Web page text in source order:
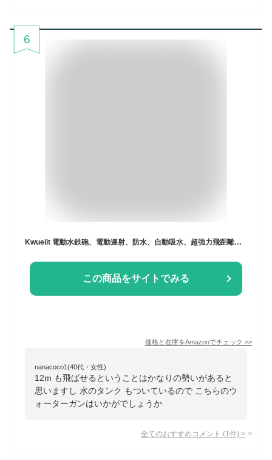
6
Kwueiit 電動水鉄砲、電動連射、防水、自動吸水、超強力飛距離、約 8〜12 メートル、連射、400ml 大容量、大人/子供、ビーチ/プール/川遊び、誕生日プレゼント、全自動吸水、子供用、夏のおもちゃ、大容量、ウォータースプレーガン (ブラック)
この商品をサイトでみる
価格と在庫をAmazonでチェック >>
nanacoco1(40代・女性)
12m も飛ばせるということはかなりの勢いがあると
思いますし 水のタンク もついているので こちらのウ
ォーターガンはいかがでしょうか
全てのおすすめコメント (1 件) >